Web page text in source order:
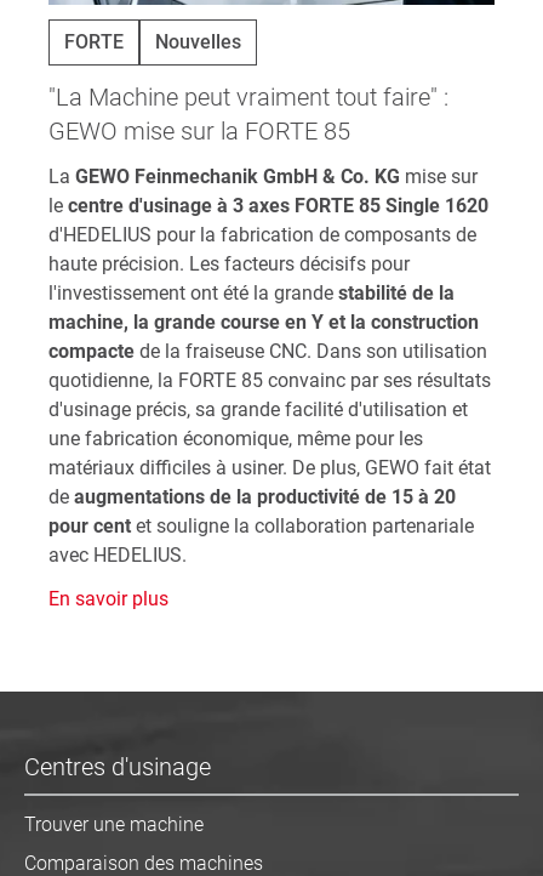
FORTE Nouvelles
"La Machine peut vraiment tout faire" :
GEWO mise sur la FORTE 85
La GEWO Feinmechanik GmbH & Co. KG mise sur
le centre d'usinage à 3 axes FORTE 85 Single 1620
d'HEDELIUS pour la fabrication de composants de
haute précision. Les facteurs décisifs pour
l'investissement ont été la grande stabilité de la
machine, la grande course en Y et la construction
compacte de la fraiseuse CNC. Dans son utilisation
quotidienne, la FORTE 85 convainc par ses résultats
d'usinage précis, sa grande facilité d'utilisation et
une fabrication économique, même pour les
matériaux difficiles à usiner. De plus, GEWO fait état
de augmentations de la productivité de 15 à 20
pour cent et souligne la collaboration partenariale
avec HEDELIUS.
En savoir plus
Centres d'usinage
Trouver une machine
Comparaison des machines